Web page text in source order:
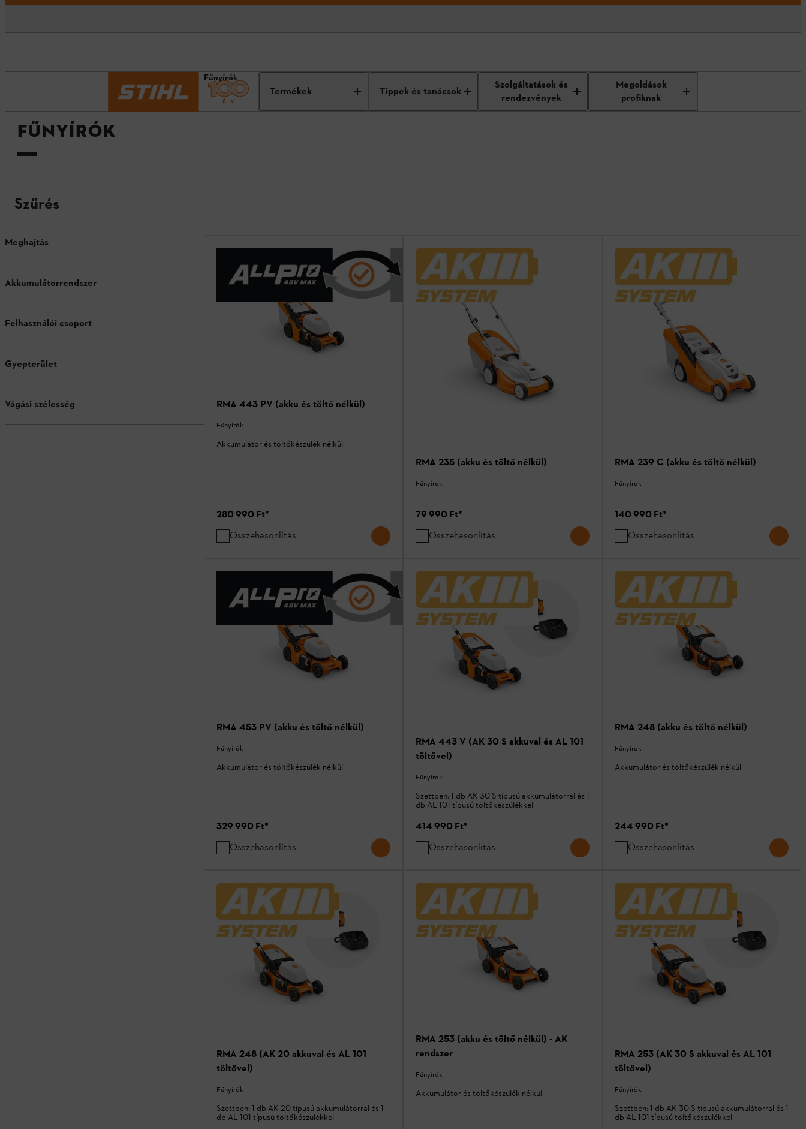
Termékek Tippek és tanácsok
Szolgáltatások és
rendezvények
Megoldások
profiknak
Fűnyírók
FŰNYÍRÓK
Szűrés
Meghajtás
Akkumulátorrendszer
Felhasználói csoport
Gyepterület
Vágási szélesség RMA 443 PV (akku és töltő nélkül)
Fűnyírók
Akkumulátor és töltőkészülék nélkül
280 990 Ft*
Összehasonlítás
RMA 235 (akku és töltő nélkül)
Fűnyírók
79 990 Ft*
Összehasonlítás
RMA 239 C (akku és töltő nélkül)
Fűnyírók
140 990 Ft*
Összehasonlítás
RMA 453 PV (akku és töltő nélkül)
Fűnyírók
Akkumulátor és töltőkészülék nélkül
329 990 Ft*
Összehasonlítás
RMA 443 V (AK 30 S akkuval és AL 101
töltővel)
Fűnyírók
Szettben: 1 db AK 30 S típusú akkumulátorral és 1
db AL 101 típusú töltőkészülékkel
414 990 Ft*
Összehasonlítás
RMA 248 (akku és töltő nélkül)
Fűnyírók
Akkumulátor és töltőkészülék nélkül
244 990 Ft*
Összehasonlítás
RMA 248 (AK 20 akkuval és AL 101
töltővel)
Fűnyírók
Szettben: 1 db AK 20 típusú akkumulátorral és 1
db AL 101 típusú töltőkészülékkel
RMA 253 (akku és töltő nélkül) - AK
rendszer
Fűnyírók
Akkumulátor és töltőkészülék nélkül
RMA 253 (AK 30 S akkuval és AL 101
töltővel)
Fűnyírók
Szettben: 1 db AK 30 S típusú akkumulátorral és 1
db AL 101 típusú töltőkészülékkel